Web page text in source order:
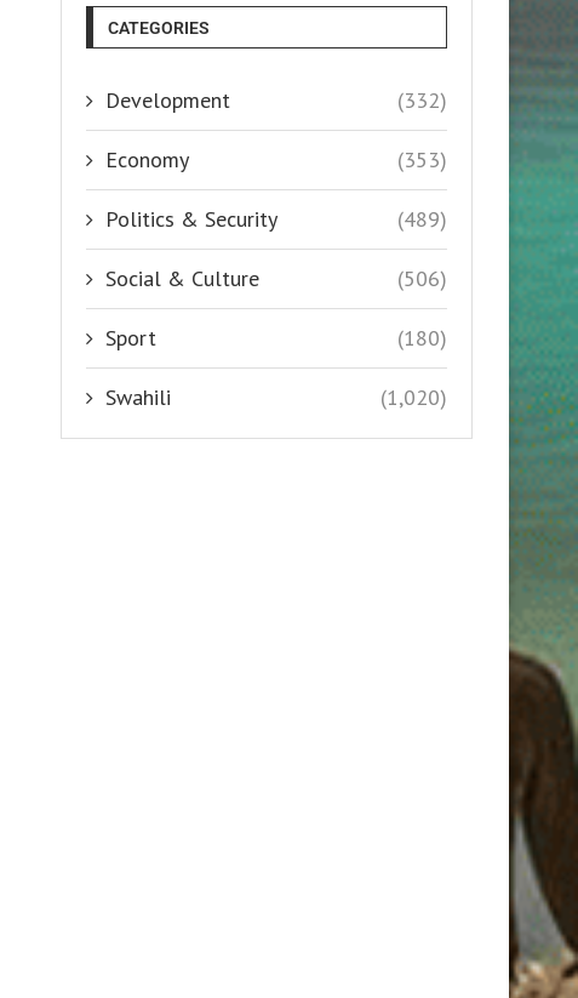
CATEGORIES
Development (332)
Economy (353)
Politics & Security (489)
Social & Culture (506)
Sport (180)
Swahili (1,020)